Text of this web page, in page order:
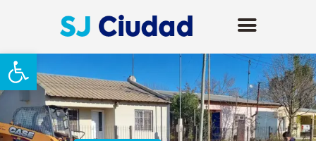
Abrir barra de herramientas